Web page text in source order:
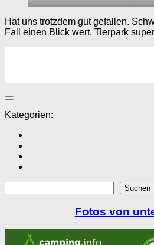
Hat uns trotzdem gut gefallen.
Fall einen Blick wert. Tierpark
Kategorien:
Suchen
Fotos von